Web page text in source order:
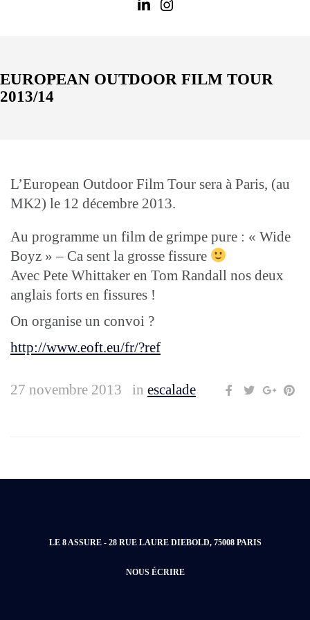
EUROPEAN OUTDOOR FILM TOUR
2013/14
L’European Outdoor Film Tour sera à Paris, (au
MK2) le 12 décembre 2013.
Au programme un film de grimpe pure : « Wide
Boyz » – Ca sent la grosse fissure
Avec Pete Whittaker en Tom Randall nos deux
anglais forts en fissures !
On organise un convoi ?
http://www.eoft.eu/fr/?ref
27 novembre 2013 in escalade
LE 8 ASSURE - 28 RUE LAURE DIEBOLD, 75008 PARIS
NOUS ÉCRIRE